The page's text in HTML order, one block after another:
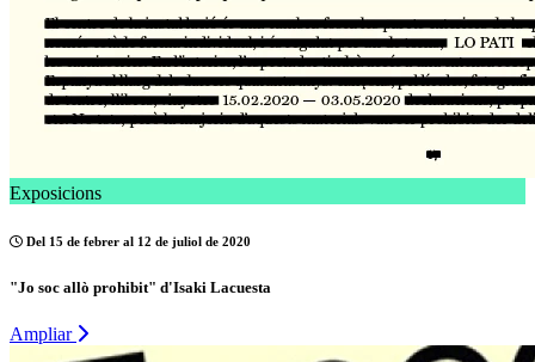
Exposicions
Del 15 de febrer al 12 de juliol de 2020
"Jo soc allò prohibit" d'Isaki Lacuesta
Ampliar